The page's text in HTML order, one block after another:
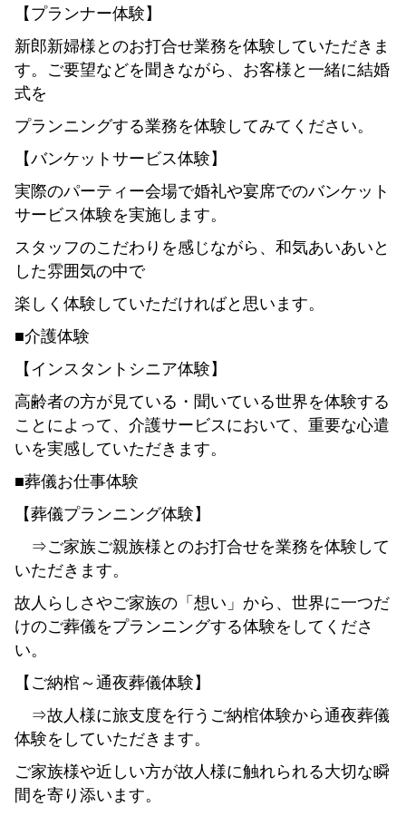
【プランナー体験】
新郎新婦様とのお打合せ業務を体験していただきま
す。ご要望などを聞きながら、お客様と一緒に結婚
式を
プランニングする業務を体験してみてください。
【バンケットサービス体験】
実際のパーティー会場で婚礼や宴席でのバンケット
サービス体験を実施します。
スタッフのこだわりを感じながら、和気あいあいと
した雰囲気の中で
楽しく体験していただければと思います。
■介護体験
【インスタントシニア体験】
高齢者の方が見ている・聞いている世界を体験する
ことによって、介護サービスにおいて、重要な心遣
いを実感していただきます。
■葬儀お仕事体験
【葬儀プランニング体験】
⇒ご家族ご親族様とのお打合せを業務を体験して
いただきます。
故人らしさやご家族の「想い」から、世界に一つだ
けのご葬儀をプランニングする体験をしてくださ
い。
【ご納棺～通夜葬儀体験】
⇒故人様に旅支度を行うご納棺体験から通夜葬儀
体験をしていただきます。
ご家族様や近しい方が故人様に触れられる大切な瞬
間を寄り添います。